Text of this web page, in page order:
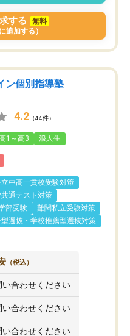
する
無料
追加する）
ン個別指導塾
4.2 （44件）
1～高3 浪人生
立中高一貫校受験対策
通テスト対策
部受験
難関私立受験対策
選抜・学校推薦型選抜対策
（税込）
い合わせください
い合わせください
い合わせください